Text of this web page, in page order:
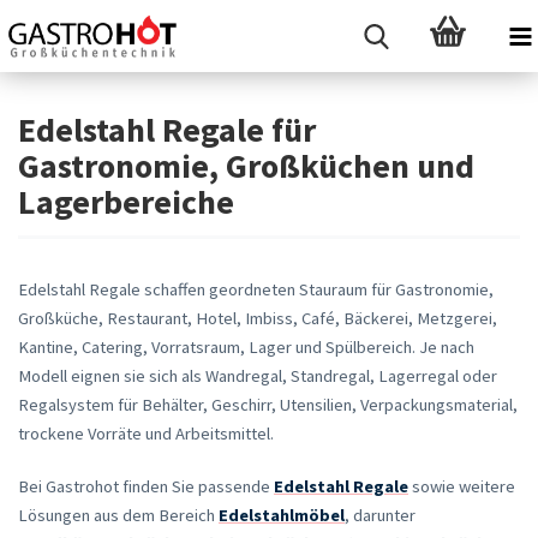
Edelstahl Regale für
Gastronomie, Großküchen und
Lagerbereiche
Edelstahl Regale schaffen geordneten Stauraum für Gastronomie,
Großküche, Restaurant, Hotel, Imbiss, Café, Bäckerei, Metzgerei,
Kantine, Catering, Vorratsraum, Lager und Spülbereich. Je nach
Modell eignen sie sich als Wandregal, Standregal, Lagerregal oder
Regalsystem für Behälter, Geschirr, Utensilien, Verpackungsmaterial,
trockene Vorräte und Arbeitsmittel.
Bei Gastrohot finden Sie passende Edelstahl Regalesowie weitere
Lösungen aus dem Bereich Edelstahlmöbel, darunter